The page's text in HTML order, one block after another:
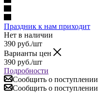
Праздник к нам приходит
Нет в наличии
390 руб./шт
Варианты цен
390 руб./шт
Подробности
Сообщить о поступлении
Сообщить о поступлении